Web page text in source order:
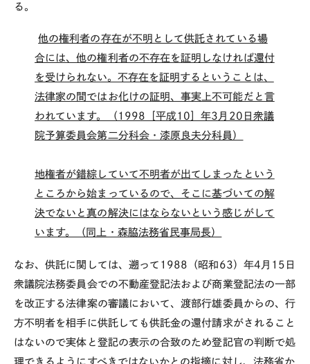
る。
他の権利者の存在が不明として供託されている場
合には、他の権利者の不存在を証明しなければ還付
を受けられない。不存在を証明するということは、
法律家の間ではお化けの証明、事実上不可能だと言
われています。（1998［平成10］年3月20日衆議
院予算委員会第二分科会・漆原良夫分科員）
地権者が錯綜していて不明者が出てしまったという
ところから始まっているので、そこに基づいての解
決でないと真の解決にはならないという感じがして
います。（同上・森脇法務省民事局長）
なお、供託に関しては、遡って1988（昭和63）年4月15日
衆議院法務委員会での不動産登記法および商業登記法の一部
を改正する法律案の審議において、渡部行雄委員からの、行
方不明者を相手に供託しても供託金の還付請求がされること
はないので実体と登記の表示の合致のため登記官の判断で処
理できるようにすべきではないかとの指摘に対し、法務省か